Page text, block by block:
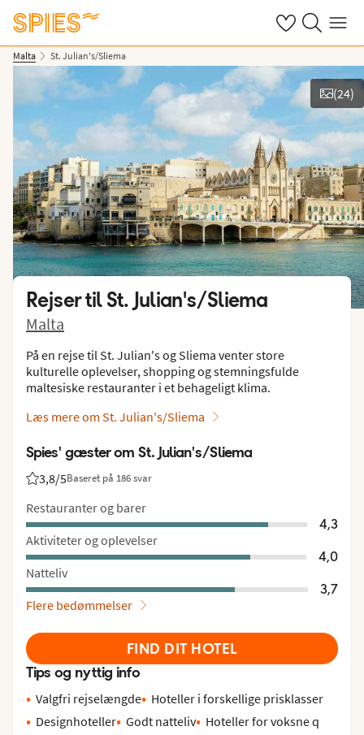
Se dine gemte
Søg påMenu
Malta St. Julian's/Sliema
Vis billeder
(24)
Rejser til St. Julian's/Sliema
Malta
På en rejse til St. Julian's og Sliema venter store
kulturelle oplevelser, shopping og stemningsfulde
maltesiske restauranter i et behageligt klima.
Læs mere om St. Julian's/Sliema
Spies' gæster om St. Julian's/Sliema
3,8/5Baseret på 186 svar
Bedømmelse fra Spies gæster: 3.8/5
Restauranter og barer
4,3
Aktiviteter og oplevelser
4,0
Natteliv
3,7
Flere bedømmelser
FIND DIT HOTEL
Tips og nyttig info
Valgfri rejselængde
Hoteller i forskellige prisklasser
Designhoteller Godt natteliv
Hoteller for voksne q